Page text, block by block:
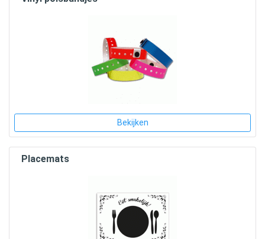
Bekijken
Placemats